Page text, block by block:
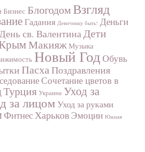
Бизнес БлогодомВзгляд
Гадания Девичнику быть! Деньги
св. ВалентинаДети
Макияж Музыка
Новый Год Обувь
ПасхаПоздравления
Сочетание цветов в
Турция Украина Уход за
за лицом Уход за руками
ФитнесХарьков Эмоции Южная